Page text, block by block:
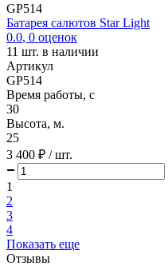
GP514
Батарея салютов Star Light
0.0, 0 оценок
11 шт. в наличии
Артикул
GP514
Время работы, с
30
Высота, м.
25
3 400 ₽ / шт.
1
2
3
4
Показать еще
Отзывы